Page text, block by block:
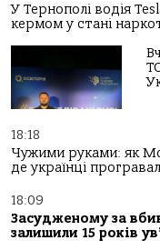
У Тернополі водія
кермом у стані
18:18
Чужими руками: як
де українці
18:09
Засудженому за
залишили 15 років